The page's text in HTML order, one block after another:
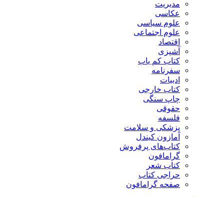
مدیریت
عکاسی
علوم سیاسی
علوم اجتماعی
اقتصاد
آشپزی
کتاب کم یاب
سفرنامه
ادبیات
کتاب خارجی
چاپ سنگی
حقوقی
فلسفه
پزشکی و سلامت
آمازون کیندل
کتاب‌های پرفروش
گرامافون
کتاب شعر
حراجی کتاب
صفحه گرامافون